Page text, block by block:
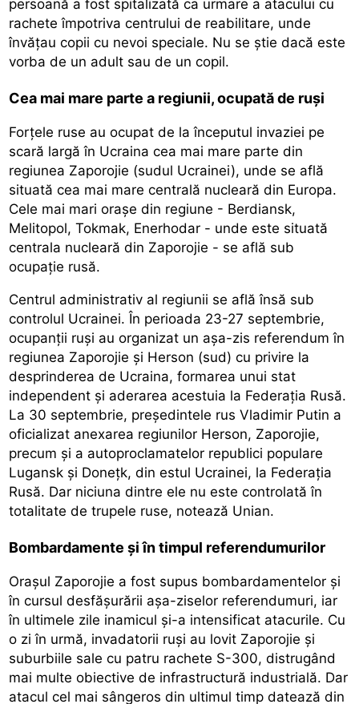
persoană a fost spitalizată ca urmare a atacului cu
rachete împotriva centrului de reabilitare, unde
învăţau copii cu nevoi speciale. Nu se ştie dacă este
vorba de un adult sau de un copil.
Cea mai mare parte a regiunii, ocupată de ruși
Forţele ruse au ocupat de la începutul invaziei pe
scară largă în Ucraina cea mai mare parte din
regiunea Zaporojie (sudul Ucrainei), unde se află
situată cea mai mare centrală nucleară din Europa.
Cele mai mari oraşe din regiune - Berdiansk,
Melitopol, Tokmak, Enerhodar - unde este situată
centrala nucleară din Zaporojie - se află sub
ocupaţie rusă.
Centrul administrativ al regiunii se află însă sub
controlul Ucrainei. În perioada 23-27 septembrie,
ocupanţii ruşi au organizat un aşa-zis referendum în
regiunea Zaporojie şi Herson (sud) cu privire la
desprinderea de Ucraina, formarea unui stat
independent şi aderarea acestuia la Federaţia Rusă.
La 30 septembrie, preşedintele rus Vladimir Putin a
oficializat anexarea regiunilor Herson, Zaporojie,
precum şi a autoproclamatelor republici populare
Lugansk şi Doneţk, din estul Ucrainei, la Federaţia
Rusă. Dar niciuna dintre ele nu este controlată în
totalitate de trupele ruse, notează Unian.
Bombardamente și în timpul referendumurilor
Oraşul Zaporojie a fost supus bombardamentelor şi
în cursul desfăşurării aşa-ziselor referendumuri, iar
în ultimele zile inamicul şi-a intensificat atacurile. Cu
o zi în urmă, invadatorii ruşi au lovit Zaporojie şi
suburbiile sale cu patru rachete S-300, distrugând
mai multe obiective de infrastructură industrială. Dar
atacul cel mai sângeros din ultimul timp datează din